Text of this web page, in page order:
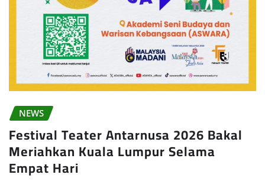
NEWS
Festival Teater Antarnusa 2026 Bakal
Meriahkan Kuala Lumpur Selama
Empat Hari